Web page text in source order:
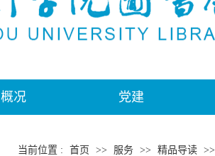
概况 党建
当前位置 : 首页 >> 服务 >> 精品导读 >>